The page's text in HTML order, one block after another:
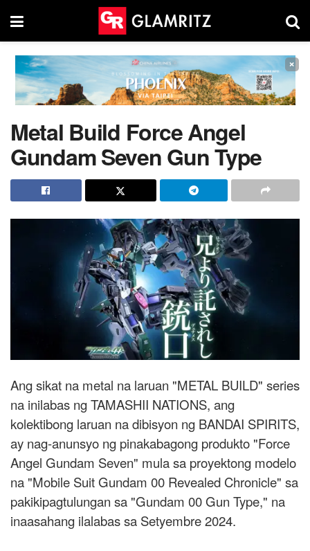
×
Metal Build Force Angel
Gundam Seven Gun Type
Ang sikat na metal na laruan "METAL BUILD" series
na inilabas ng TAMASHII NATIONS, ang
kolektibong laruan na dibisyon ng BANDAI SPIRITS,
ay nag-anunsyo ng pinakabagong produkto "Force
Angel Gundam Seven" mula sa proyektong modelo
na "Mobile Suit Gundam 00 Revealed Chronicle" sa
pakikipagtulungan sa "Gundam 00 Gun Type," na
inaasahang ilalabas sa Setyembre 2024.